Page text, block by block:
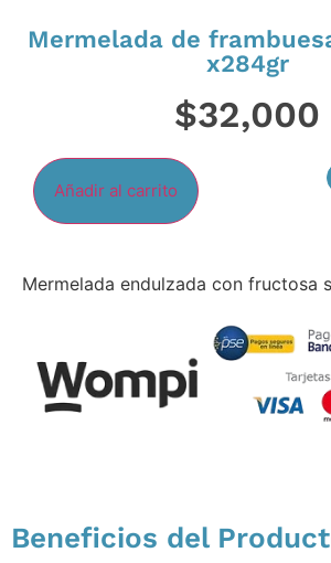
Mermelada de
x284gr
$32,000
Añadir al carrito
Mermelada endulzada con fructosa
Beneficios del